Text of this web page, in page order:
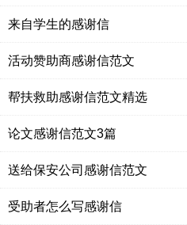
来自学生的感谢信
活动赞助商感谢信范文
帮扶救助感谢信范文精选
论文感谢信范文3篇
送给保安公司感谢信范文
受助者怎么写感谢信